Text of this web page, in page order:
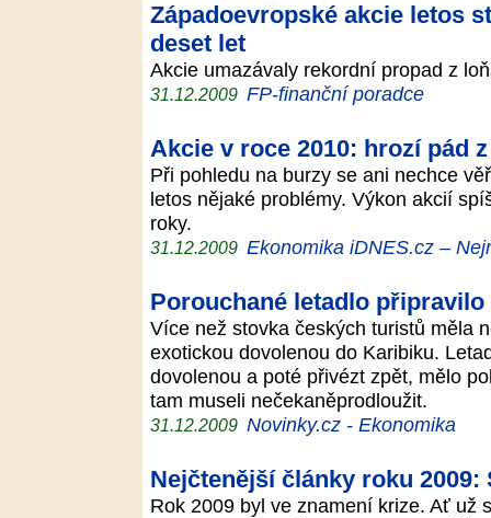
Západoevropské akcie letos
deset let
Akcie umazávaly rekordní propad z
31.12.2009 FP-finanční poradce
Akcie v roce 2010: hrozí pád
Při pohledu na burzy se ani nechce
letos nějaké problémy. Výkon akcií
roky.
31.12.2009 Ekonomika iDNES.cz –
Porouchané letadlo
Více než stovka českých turistů měla
exotickou dovolenou do Karibiku.
dovolenou a poté přivézt zpět, mělo
tam museli nečekaněprodloužit.
31.12.2009 Novinky.cz - Ekonomika
Nejčtenější články roku
Rok 2009 byl ve znamení krize. Ať už